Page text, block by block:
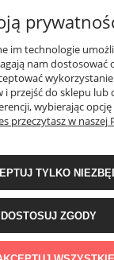
DOKUMENTY
MOJE KONTO
O NAS
im technologie
nam dostosować
przejść do sklepu lub
wybierając
przeczytasz w naszej
TYLKO
DOSTOSUJ ZGODY